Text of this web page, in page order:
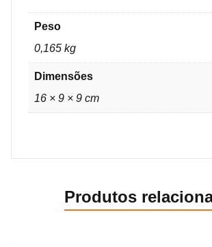
Peso
0,165 kg
Dimensões
16 × 9 × 9 cm
Produtos